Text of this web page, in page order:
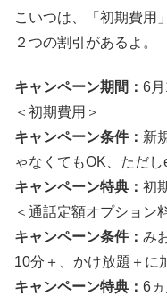
こいつは、「初期費用
２つの割引があるよ。
キャンペーン期間： 6
＜初期費用＞
キャンペーン条件： 新
ゃなくてもOK、ただ
キャンペーン特典： 初
＜通話定額オプション
キャンペーン条件： み
10分＋、かけ放題＋に
キャンペーン特典： 6ヵ